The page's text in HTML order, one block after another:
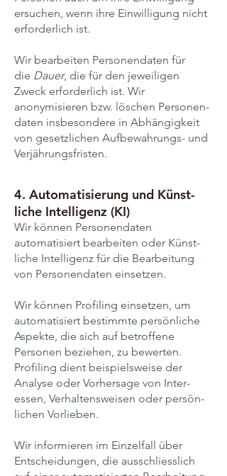
ersuchen, wenn ihre Ein­willigung nicht
erforder­lich ist.
Wir bearbeiten Personen­daten für
die Dauer, die für den jeweiligen
Zweck erforderlich ist. Wir
anonymisieren bzw. löschen Personen­
daten insbesondere in Abhängigkeit
von gesetzlichen Aufbewahrungs- und
Verjährungs­fristen.
4. Auto­matisierung und Künst­
liche Intelli­genz (KI)
Wir können Personendaten
automatisiert bear­beiten oder Künst­
liche Intelli­genz für die Bear­beitung
von Personen­daten ein­setzen.
Wir können Profiling einsetzen, um
auto­matisiert bestimmte persön­liche
Aspekte, die sich auf betroffene
Personen beziehen, zu bewerten.
Profiling dient beispiels­weise der
Analyse oder Vorher­sage von Inter­
essen, Verhaltens­weisen oder persön­
lichen Vor­lieben.
Wir informieren im Einzelfall über
Entschei­dungen, die ausschliess­lich